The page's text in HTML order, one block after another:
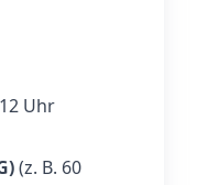
Uhr
(z. B. 60